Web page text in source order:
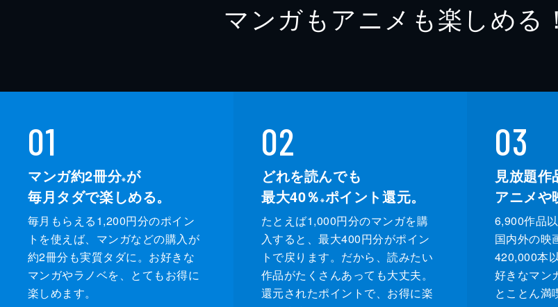
マンガもアニメも楽しめる
01
マンガ約2冊分※が
毎月タダで楽しめる。
毎月もらえる1,200円分のポイン
トを使えば、マンガなどの購入が
約2冊分も実質タダに。お好きな
マンガやラノベを、とてもお得に
楽しめます。
02
どれを読んでも
最大40％ ※ポイント還元。
たとえば1,000円分のマンガを購
入すると、最大400円分がポイン
トで戻ります。だから、読みたい
作品がたくさんあっても大丈夫。
還元されたポイントで、お得に楽
03
見放題作
アニメや
6,900作品
国内外の映
420,000本
好きなマン
とことん満